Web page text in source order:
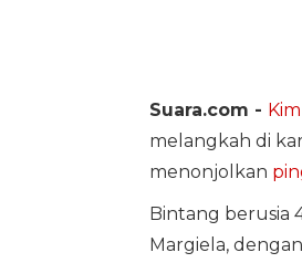
Suara.com -
melangkah di
menonjolkan
Bintang berusia
Margiela,